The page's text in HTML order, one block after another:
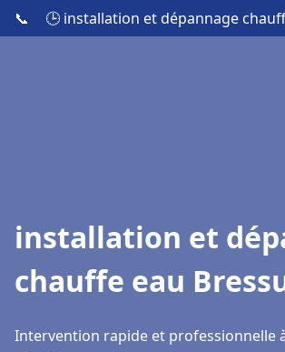
📞 🕒 installation et dépannage
installation et
chauffe eau
Intervention rapide et professionnelle